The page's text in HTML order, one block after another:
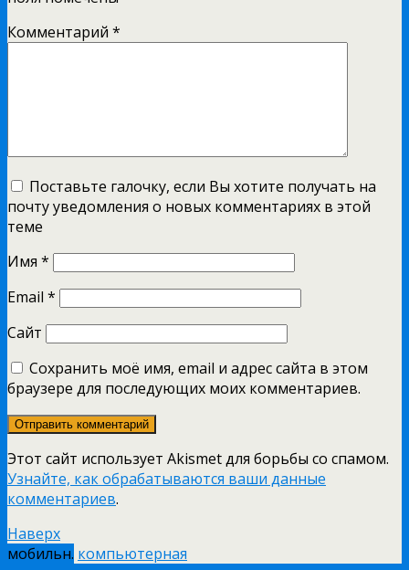
Комментарий *
Поставьте галочку, если Вы хотите получать на
почту уведомления о новых комментариях в этой
теме
Имя *
Email *
Сайт
Сохранить моё имя, email и адрес сайта в этом
браузере для последующих моих комментариев.
Этот сайт использует Akismet для борьбы со спамом.
Узнайте, как обрабатываются ваши данные
комментариев.
Наверх
мобильн. компьютерная